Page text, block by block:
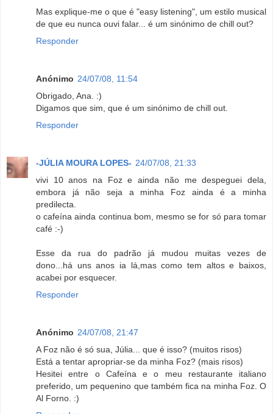
Mas explique-me o que é "easy listening", um estilo musical
de que eu nunca ouvi falar... é um sinónimo de chill out?
Responder
Anónimo 24/07/08, 11:54
Obrigado, Ana. :)
Digamos que sim, que é um sinónimo de chill out.
Responder
-JÚLIA MOURA LOPES- 24/07/08, 21:33
vivi 10 anos na Foz e ainda não me despeguei dela,
embora já não seja a minha Foz ainda é a minha
predilecta.
o cafeína ainda continua bom, mesmo se for só para tomar
café :-)
Esse da rua do padrão já mudou muitas vezes de
dono...há uns anos ia lá,mas como tem altos e baixos,
acabei por esquecer.
Responder
Anónimo 24/07/08, 21:47
A Foz não é só sua, Júlia... que é isso? (muitos risos)
Está a tentar apropriar-se da minha Foz? (mais risos)
Hesitei entre o Cafeína e o meu restaurante italiano
preferido, um pequenino que também fica na minha Foz. O
Al Forno. :)